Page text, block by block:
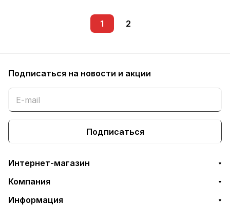
1 2
Подписаться на новости и акции
Подписаться
Интернет-магазин
Компания
Информация